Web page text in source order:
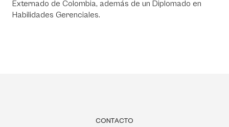
Externado de Colombia, además de un Diplomado en
Habilidades Gerenciales.
CONTACTO